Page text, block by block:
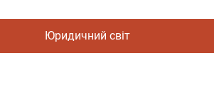
Юридичний світ